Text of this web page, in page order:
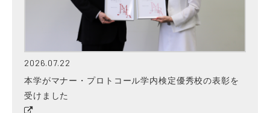
2026.07.22
本学がマナー・プロトコール学内検定優秀校の表彰を
受けました